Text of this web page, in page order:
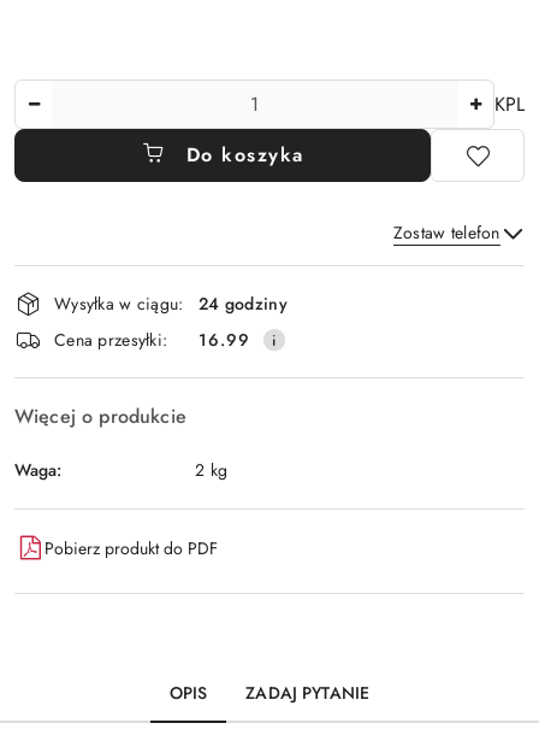
KPL
Do koszyka
Zostaw telefon
Wyślij
Dostępność
i
dostawa
Wysyłka w ciągu:
24 godziny
Cena przesyłki:
16.99
Więcej o produkcie
Waga: 2 kg
Pobierz produkt do PDF
OPIS ZADAJ PYTANIE